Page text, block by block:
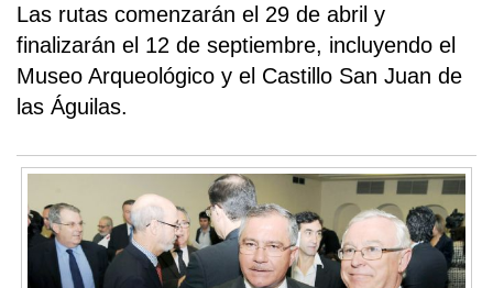
Las rutas comenzarán el 29 de abril y
finalizarán el 12 de septiembre, incluyendo el
Museo Arqueológico y el Castillo San Juan de
las Águilas.